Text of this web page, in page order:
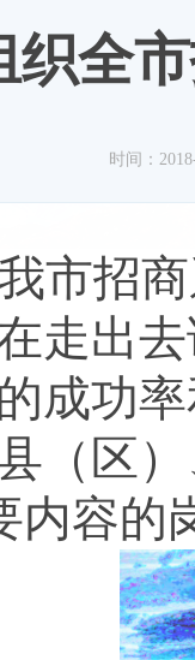
织全
时间：
市招
走出
成功
（区
内容的